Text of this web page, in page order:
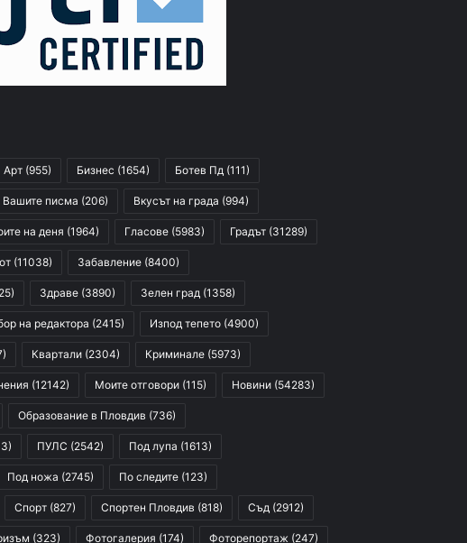
Арт (955) Бизнес (1654) Ботев Пд (111)
Вашите писма (206) Вкусът на града (994)
на деня (1964) Гласове (5983) Градът (31289)
(11038) Забавление (8400)
Здраве (3890) Зелен град (1358)
на редактора (2415) Изпод тепето (4900)
Квартали (2304) Криминале (5973)
(12142) Моите отговори (115) Новини (54283)
Образование в Пловдив (736)
ПУЛС (2542) Под лупа (1613)
Под ножа (2745) По следите (123)
Спорт (827) Спортен Пловдив (818) Съд (2912)
(323) Фотогалерия (174) Фоторепортаж (247)